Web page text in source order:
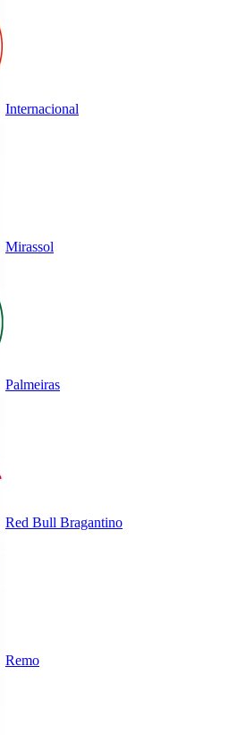
Internacional
Mirassol
Palmeiras
Red Bull Bragantino
Remo